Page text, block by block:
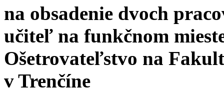
na obsadenie dvoch
učiteľ na funkčnom
Ošetrovateľstvo na
v Trenčíne